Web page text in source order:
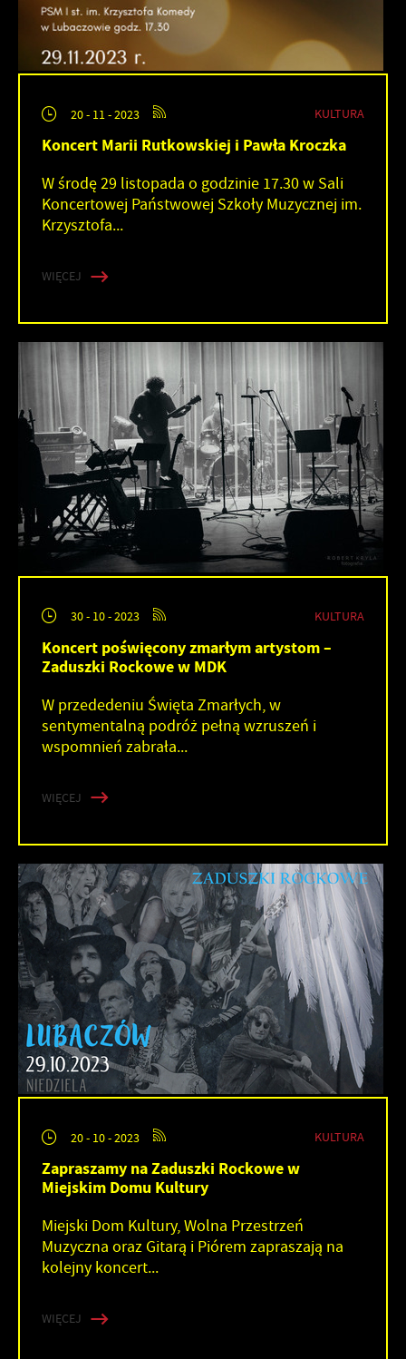
20 - 11 - 2023 KULTURA
Koncert Marii Rutkowskiej i Pawła Kroczka
W środę 29 listopada o godzinie 17.30 w Sali
Koncertowej Państwowej Szkoły Muzycznej im.
Krzysztofa...
WIĘCEJ
30 - 10 - 2023 KULTURA
Koncert poświęcony zmarłym artystom –
Zaduszki Rockowe w MDK
W przededeniu Święta Zmarłych, w
sentymentalną podróż pełną wzruszeń i
wspomnień zabrała...
WIĘCEJ
20 - 10 - 2023 KULTURA
Zapraszamy na Zaduszki Rockowe w
Miejskim Domu Kultury
Miejski Dom Kultury, Wolna Przestrzeń
Muzyczna oraz Gitarą i Piórem zapraszają na
kolejny koncert...
WIĘCEJ